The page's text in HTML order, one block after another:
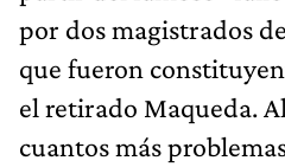
por dos magistrados
que fueron
el retirado Maqueda.
cuantos más